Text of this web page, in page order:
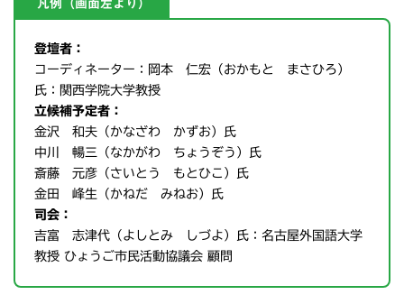
凡例（画面左より）
登壇者：
コーディネーター：岡本 仁宏（おかもと まさひろ）
氏：関西学院大学教授
立候補予定者：
金沢 和夫（かなざわ かずお）氏
中川 暢三（なかがわ ちょうぞう）氏
斎藤 元彦（さいとう もとひこ）氏
金田 峰生（かねだ みねお）氏
司会：
吉富 志津代（よしとみ しづよ）氏：名古屋外国語大学
教授 ひょうご市民活動協議会 顧問